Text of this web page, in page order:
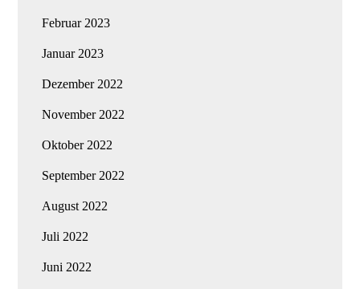
Februar 2023
Januar 2023
Dezember 2022
November 2022
Oktober 2022
September 2022
August 2022
Juli 2022
Juni 2022